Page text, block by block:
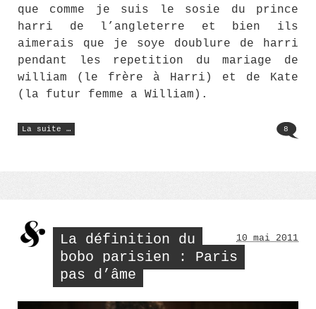
que comme je suis le sosie du prince
harri de l’angleterre et bien ils
aimerais que je soye doublure de harri
pendant les repetition du mariage de
william (le frère à Harri) et de Kate
(la futur femme a William).
La suite …
« Pippa
et
8
La définition du
bobo parisien : Paris
pas d’âme
10 mai 2011